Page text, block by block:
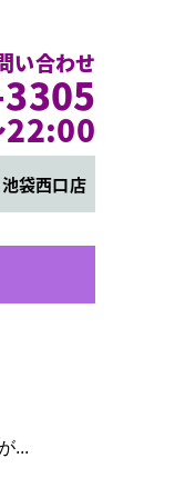
い合わせ
池袋西口店